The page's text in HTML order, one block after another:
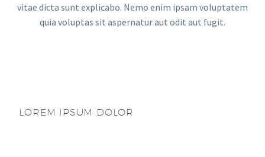
vitae dicta sunt explicabo. Nemo enim ipsam voluptatem
quia voluptas sit aspernatur aut odit aut fugit.
LOREM IPSUM DOLOR